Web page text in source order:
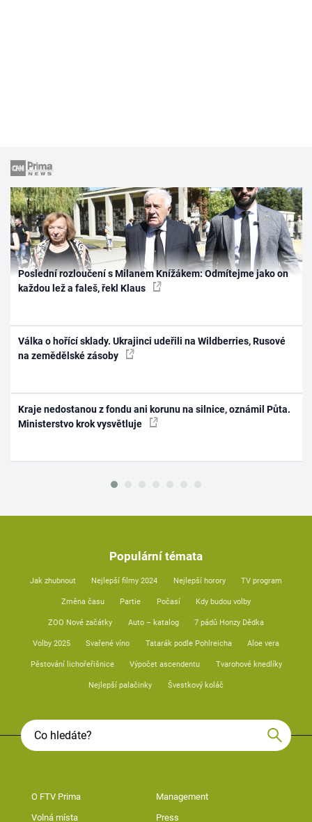
Poslední rozloučení s Milanem Knížákem: Odmítejme jako on
každou lež a faleš, řekl Klaus
Válka o hořící sklady. Ukrajinci udeřili na Wildberries, Rusové
na zemědělské zásoby
Kraje nedostanou z fondu ani korunu na silnice, oznámil Půta.
Ministerstvo krok vysvětluje
Populární témata
Jak zhubnout Nejlepší filmy 2024 Nejlepší horory TV program
Změna času Partie Počasí Kdy budou volby
ZOO Nové začátky Auto – katalog 7 pádů Honzy Dědka
Volby 2025 Svařené víno Tatarák podle Pohlreicha Aloe vera
Pěstování lichořeřišnice Výpočet ascendentu Tvarohové knedlíky
Nejlepší palačinky Švestkový koláč
O FTV Prima Management
Volná místa Press